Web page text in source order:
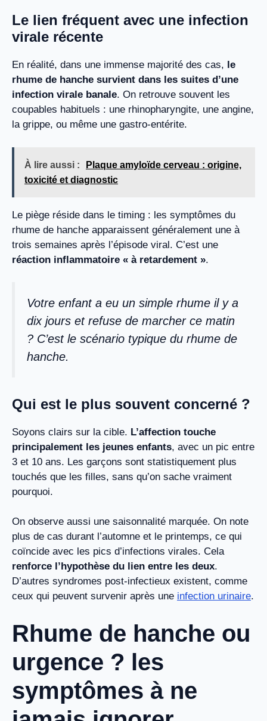
Le lien fréquent avec une infection
virale récente
En réalité, dans une immense majorité des cas, le
rhume de hanche survient dans les suites d’une
infection virale banale. On retrouve souvent les
coupables habituels : une rhinopharyngite, une angine,
la grippe, ou même une gastro-entérite.
À lire aussi :
Plaque amyloïde cerveau : origine,
toxicité et diagnostic
Le piège réside dans le timing : les symptômes du
rhume de hanche apparaissent généralement une à
trois semaines après l’épisode viral. C’est une
réaction inflammatoire « à retardement ».
Votre enfant a eu un simple rhume il y a
dix jours et refuse de marcher ce matin
? C’est le scénario typique du rhume de
hanche.
Qui est le plus souvent concerné ?
Soyons clairs sur la cible. L’affection touche
principalement les jeunes enfants, avec un pic entre
3 et 10 ans. Les garçons sont statistiquement plus
touchés que les filles, sans qu’on sache vraiment
pourquoi.
On observe aussi une saisonnalité marquée. On note
plus de cas durant l’automne et le printemps, ce qui
coïncide avec les pics d’infections virales. Cela
renforce l’hypothèse du lien entre les deux.
D’autres syndromes post-infectieux existent, comme
ceux qui peuvent survenir après une infection urinaire.
Rhume de hanche ou
urgence ? les
symptômes à ne